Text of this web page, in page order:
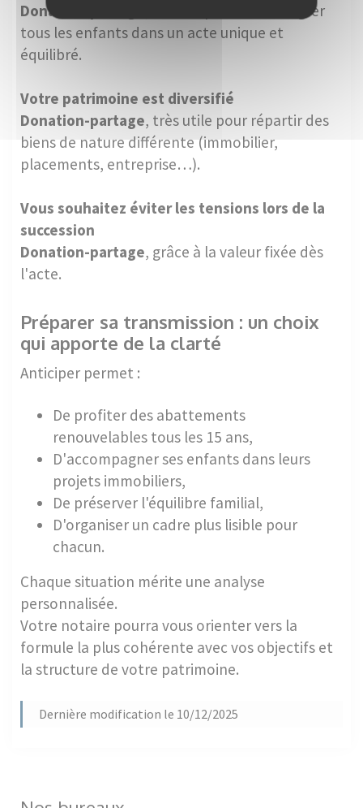
Donation-partage
, car elle permet d'intégrer
tous les enfants dans un acte unique et
équilibré.
Votre patrimoine est diversifié
Donation-partage, très utile pour répartir des
biens de nature différente (immobilier,
placements, entreprise…).
Vous souhaitez éviter les tensions lors de la
succession
Donation-partage, grâce à la valeur fixée dès
l'acte.
Préparer sa transmission : un choix
qui apporte de la clarté
Anticiper permet :
De profiter des abattements
renouvelables tous les 15 ans,
D'accompagner ses enfants dans leurs
projets immobiliers,
De préserver l'équilibre familial,
D'organiser un cadre plus lisible pour
chacun.
Chaque situation mérite une analyse
personnalisée.
Votre notaire pourra vous orienter vers la
formule la plus cohérente avec vos objectifs et
la structure de votre patrimoine.
Dernière modification le 10/12/2025